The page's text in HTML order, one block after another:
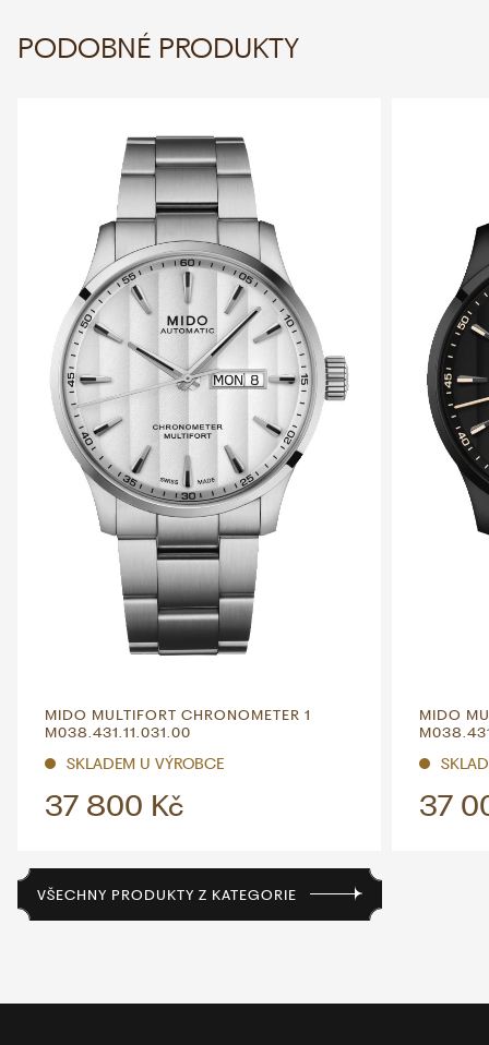
PODOBNÉ PRODUKTY
MIDO MULTIFORT CHRONOMETER 1
M038.431.11.031.00
SKLADEM U VÝROBCE
37 800 Kč
MIDO
37
VŠECHNY PRODUKTY Z KATEGORIE